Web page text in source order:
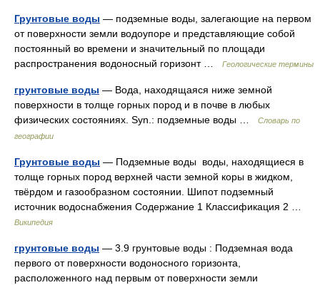
Грунтовые воды — подземные воды, залегающие на первом
от поверхности земли водоупоре и представляющие собой
постоянный во времени и значительный по площади
распространения водоносный горизонт …
Геологические термины
грунтовые воды — Вода, находящаяся ниже земной
поверхности в толще горных пород и в почве в любых
физических состояниях. Syn.: подземные воды …
Словарь по
географии
Грунтовые воды — Подземные воды воды, находящиеся в
толще горных пород верхней части земной коры в жидком,
твёрдом и газообразном состоянии. Шипот подземный
источник водоснабжения Содержание 1 Классификация 2 …
Википедия
грунтовые воды — 3.9 грунтовые воды : Подземная вода
первого от поверхности водоносного горизонта,
расположенного над первым от поверхности земли